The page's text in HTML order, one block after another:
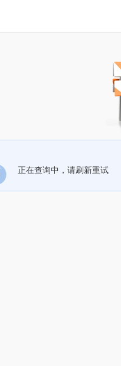
正在查询中，请刷新重试